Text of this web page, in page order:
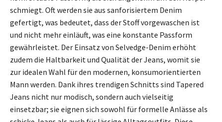
schmiegt. Oft werden sie aus sanforisiertem Denim
gefertigt, was bedeutet, dass der Stoff vorgewaschen ist
und nicht mehr einläuft, was eine konstante Passform
gewährleistet. Der Einsatz von Selvedge-Denim erhöht
zudem die Haltbarkeit und Qualität der Jeans, womit sie
zur idealen Wahl für den modernen, konsumorientierten
Mann werden. Dank ihres trendigen Schnitts sind Tapered
Jeans nicht nur modisch, sondern auch vielseitig
einsetzbar; sie eignen sich sowohl für formelle Anlässe als